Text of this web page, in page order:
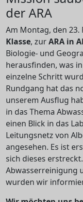
der ARA
Am Montag, den 23.
Klasse, zurARA in
Biologie- und
herausfinden, was
einzelne Schritt
Rundgang hat das
unserem Ausflug
in das Thema
einen Blick in das
Leitungsnetz von
angesehen. Es ist
sich dieses
Abwasserreinigung
wurden wir